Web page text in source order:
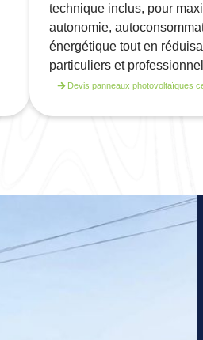
technique inclus, pour
autonomie,
énergétique tout en
particuliers et
Devis panneaux photovoltaïques